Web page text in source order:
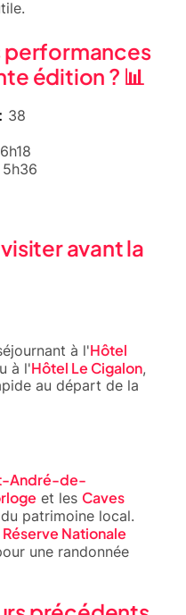
performances
édition ? 📊
38
6h18
5h36
avant la
à l'Hôtel
à l'Hôtel Le Cigalon,
au départ de la
André-de-
et les Caves
patrimoine local.
Réserve Nationale
une randonnée